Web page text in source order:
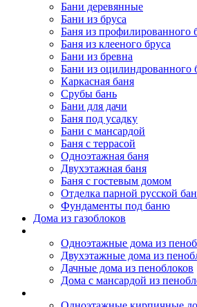
Бани деревянные
Бани из бруса
Баня из профилированного
Баня из клееного бруса
Бани из бревна
Бани из оцилиндрованного
Каркасная баня
Срубы бань
Бани для дачи
Баня под усадку
Бани с мансардой
Баня с террасой
Одноэтажная баня
Двухэтажная баня
Баня с гостевым домом
Отделка парной русской
Фундаменты под баню
Дома из газоблоков
Одноэтажные дома из
Двухэтажные дома из
Дачные дома из пеноблоков
Дома с мансардой из